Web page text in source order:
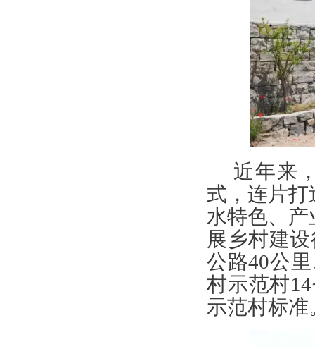
近年来
式，连片
水特色、
展乡村建
公路40公
村示范村
示范村标准